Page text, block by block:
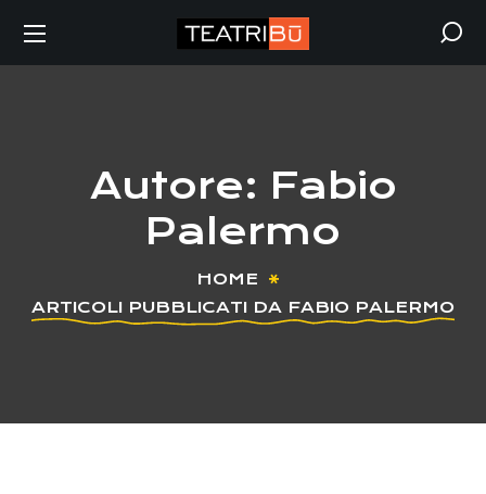
Autore: Fabio
Palermo
HOME
ARTICOLI PUBBLICATI DA FABIO PALERMO